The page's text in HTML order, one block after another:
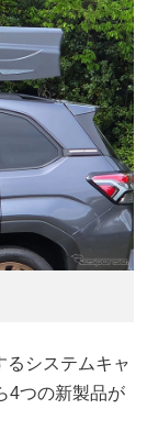
るシステムキャ
4つの新製品が